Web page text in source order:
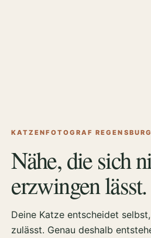
KATZENFOTOGRAF REGENSBURG
Nähe, die sich
erzwingen lässt.
Deine Katze entscheidet
zulässt. Genau deshalb